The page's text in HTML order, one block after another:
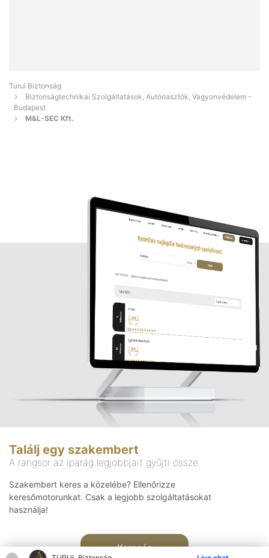
Turul Biztonság
Biztonságtechnikai Szolgáltatások, Autóriasztók, Vagyonvédelem -
Budapest
M&L-SEC Kft.
Találj egy szakembert
A rangsor az iparág legjobbjait gyűjti össze
Szakembert keres a közelébe? Ellenőrizze
keresőmotorunkat. Csak a legjobb szolgáltatásokat
használja!
Keresés